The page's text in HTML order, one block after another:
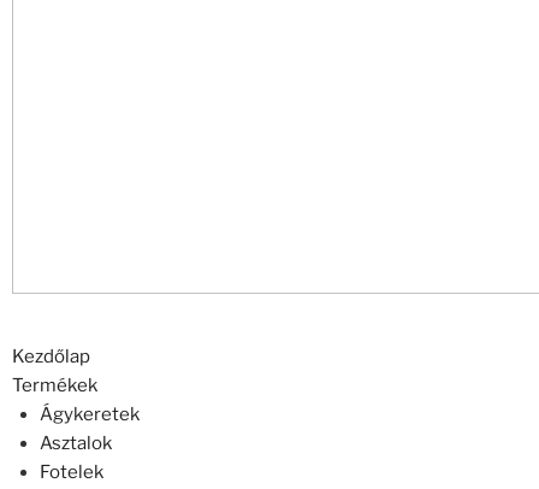
Kezdőlap
Termékek
Ágykeretek
Asztalok
Fotelek